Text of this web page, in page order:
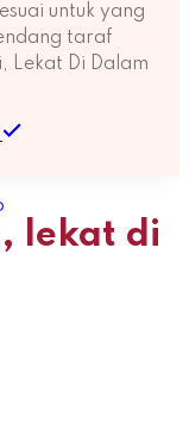
untuk yang
taraf
Lekat Di Dalam
lekat di